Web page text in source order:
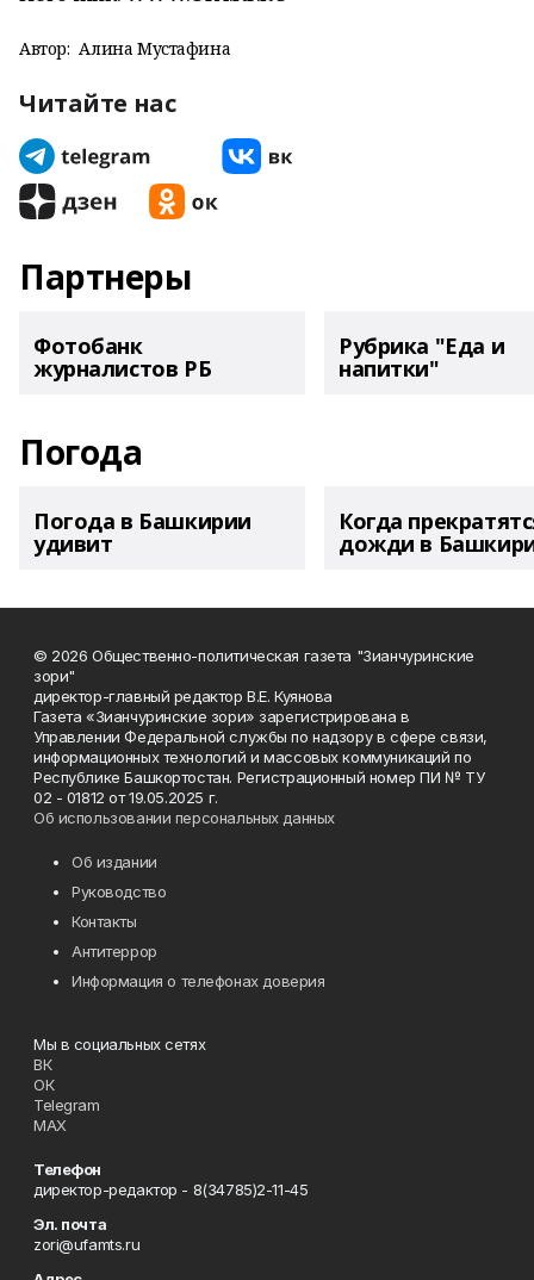
Автор: Алина Мустафина
Читайте нас
Партнеры
Фотобанк
журналистов РБ
Рубрика "Еда и
напитки"
Погода
Погода в Башкирии
удивит
Когда
дожди в
© 2026 Общественно-политическая газета "Зианчуринские
зори"
директор-главный редактор В.Е. Куянова
Газета «Зианчуринские зори» зарегистрирована в
Управлении Федеральной службы по надзору в сфере связи,
информационных технологий и массовых коммуникаций по
Республике Башкортостан. Регистрационный номер ПИ № ТУ
02 - 01812 от 19.05.2025 г.
Об использовании персональных данных
Об издании
Руководство
Контакты
Антитеррор
Информация о телефонах доверия
Мы в социальных сетях
ВК
ОК
Telegram
MAX
Телефон
директор-редактор - 8(34785)2-11-45
Эл. почта
zori@ufamts.ru